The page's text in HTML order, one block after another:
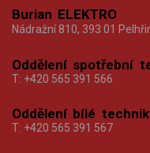
Burian ELEKTRO
Nádražní 810, 393 01
Oddělení spotřební
T: +420 565 391 566
Oddělení bílé
T: +420 565 391 567